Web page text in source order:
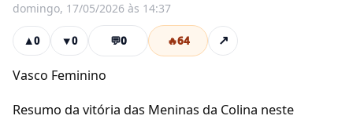
domingo, 17/05/2026 às 14:37
▲0 ▼0 💬0 🔥64 ↗
Vasco Feminino
Resumo da vitória das Meninas da Colina neste